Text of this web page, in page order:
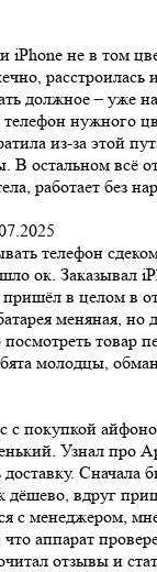
iPhone не в том
расстроилась
должное – уже
телефон нужного
из-за этой
В остальном всё
работает без
телефон
ок. Заказывал
в целом в
меняная, но
товар
молодцы,
с покупкой
Узнал про
доставку. Сначала
дёшево, вдруг
с менеджером,
аппарат
отзывы и